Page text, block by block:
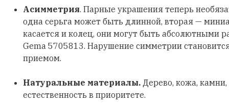
Асимметрия. Парные украшения теперь
одна серьга может быть длинной, вторая —
касается и колец, они могут быть абсолютными
Gema 5705813. Нарушение симметрии
приемом.
Натуральные материалы. Дерево, кожа,
естественность в приоритете.